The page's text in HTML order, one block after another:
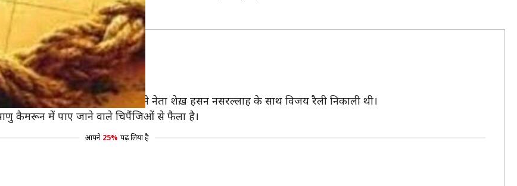
मौत हो गई थी।
समर्थकों ने 26 मई, 2000 को अपने नेता शेख़ हसन नसरल्लाह के साथ विजय रैली निकाली थी।
कैमरून में पाए जाने वाले चिपैंजिओं से फैला है।
आपने 25% पढ़ लिया है